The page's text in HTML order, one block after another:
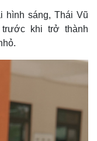
hình sáng, Thái Vũ
khi trở thành